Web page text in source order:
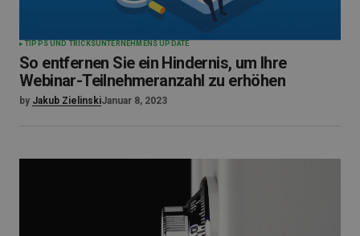
TIPPS UND TRICKSUNTERNEHMENS UPDATE
So entfernen Sie ein Hindernis, um Ihre
Webinar-Teilnehmeranzahl zu erhöhen
by Jakub ZielinskiJanuar 8, 2023